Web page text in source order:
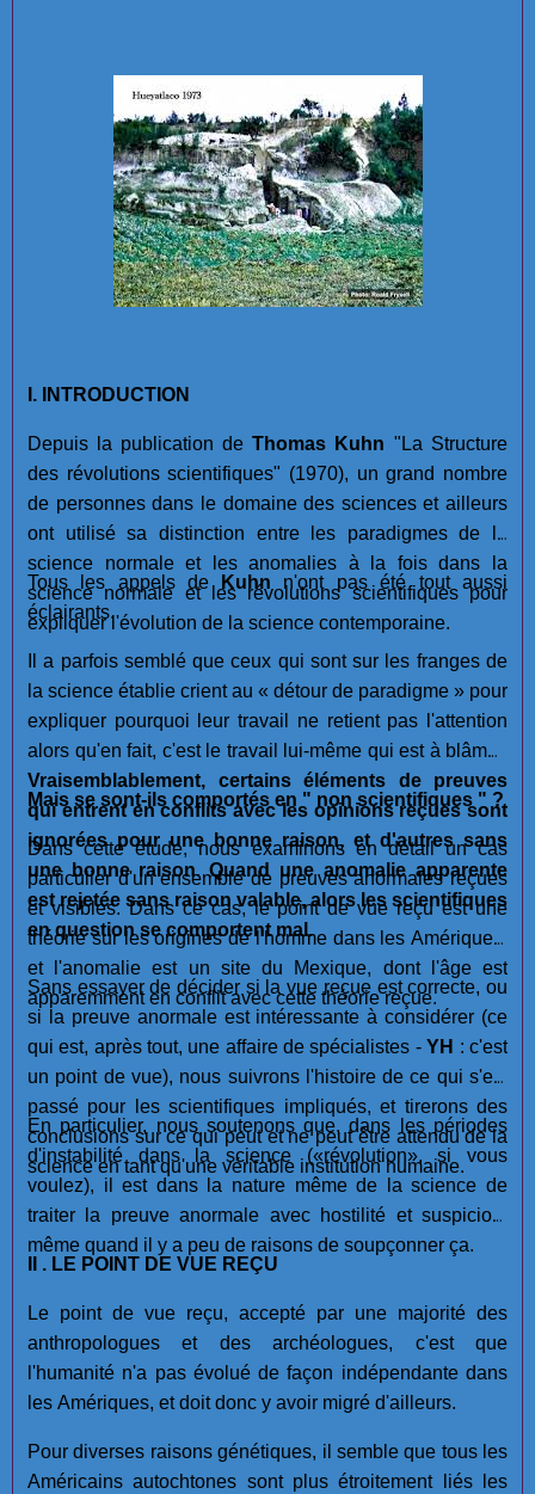
I. INTRODUCTION
Depuis la publication de Thomas Kuhn "La Structure
des révolutions scientifiques" (1970), un grand nombre
de personnes dans le domaine des sciences et ailleurs
ont utilisé sa distinction entre les paradigmes de la
science normale et les anomalies à la fois dans la
science normale et les révolutions scientifiques pour
expliquer l'évolution de la science contemporaine.
Tous les appels de Kuhn n'ont pas été tout aussi
éclairants.
Il a parfois semblé que ceux qui sont sur les franges de
la science établie crient au « détour de paradigme » pour
expliquer pourquoi leur travail ne retient pas l'attention
alors qu'en fait, c'est le travail lui-même qui est à blâmer.
Vraisemblablement, certains éléments de preuves
qui entrent en conflits avec les opinions reçues sont
ignorées pour une bonne raison, et d'autres sans
une bonne raison.Quand une anomalie apparente
est rejetée sans raison valable, alors les scientifiques
en question se comportent mal.
Mais se sont-ils comportés en " non scientifiques " ?
Dans cette étude, nous examinons en détail un cas
particulier d'un ensemble de preuves anormales reçues
et visibles. Dans ce cas, le point de vue reçu est une
théorie sur les origines de l'homme dans les Amériques,
et l'anomalie est un site du Mexique, dont l'âge est
apparemment en conflit avec cette théorie reçue.
Sans essayer de décider si la vue reçue est correcte, ou
si la preuve anormale est intéressante à considérer (ce
qui est, après tout, une affaire de spécialistes - YH : c'est
un point de vue), nous suivrons l'histoire de ce qui s'est
passé pour les scientifiques impliqués, et tirerons des
conclusions sur ce qui peut et ne peut être attendu de la
science en tant qu'une véritable institution humaine.
En particulier, nous soutenons que, dans les périodes
d'instabilité dans la science («révolution», si vous
voulez), il est dans la nature même de la science de
traiter la preuve anormale avec hostilité et suspicion,
même quand il y a peu de raisons de soupçonner ça.
II . LE POINT DE VUE REÇU
Le point de vue reçu, accepté par une majorité des
anthropologues et des archéologues, c'est que
l'humanité n'a pas évolué de façon indépendante dans
les Amériques, et doit donc y avoir migré d'ailleurs.
Pour diverses raisons génétiques, il semble que tous les
Américains autochtones sont plus étroitement liés les